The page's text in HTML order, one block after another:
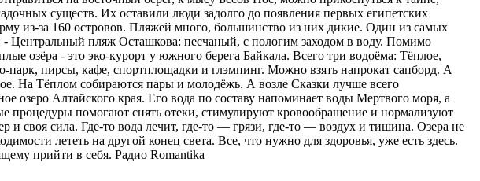
существ. Их оставили люди задолго до появления первых египетских
из-за 160 островов. Пляжей много, большинство из них дикие. Один из самых
Центральный пляж Осташкова: песчаный, с пологим заходом в воду. Помимо
озёра - это эко-курорт у южного берега Байкала. Всего три водоёма: Тёплое,
парк, пирсы, кафе, спортплощадки и глэмпинг. Можно взять напрокат сапборд. А
На Тёплом собираются пары и молодёжь. А возле Сказки лучше всего
Алтайского края. Его вода по составу напоминает воды Мертвого моря, а
процедуры помогают снять отеки, стимулируют кровообращение и нормализуют
своя сила. Где-то вода лечит, где-то — грязи, где-то — воздух и тишина. Озера не
лететь на другой конец света. Все, что нужно для здоровья, уже есть здесь.
прийти в себя. Радио Romantika